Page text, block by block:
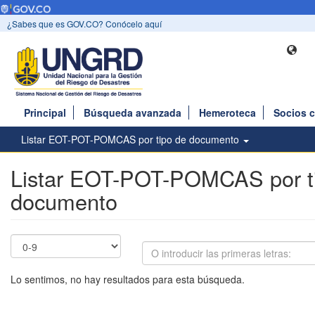
¿Sabes que es GOV.CO? Conócelo aquí
Principal Búsqueda avanzada Hemeroteca
Socios
Listar EOT-POT-POMCAS por tipo de documento
Listar EOT-POT-POMCAS por
documento
Lo sentimos, no hay resultados para esta búsqueda.